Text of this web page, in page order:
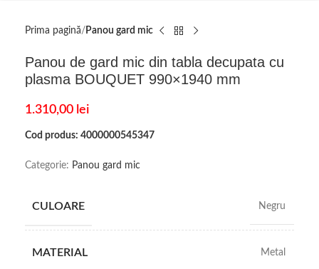
Prima pagină Panou gard mic
Panou de gard mic din tabla decupata cu
plasma BOUQUET 990×1940 mm
1.310,00 lei
Cod produs: 4000000545347
Categorie: Panou gard mic
CULOARE Negru
MATERIAL Metal